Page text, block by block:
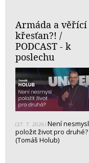
Armáda a věřící
křesťan?! /
PODCAST - k
poslechu
(27. 7. 2026) Není nesmysl
položit život pro druhé?
(Tomáš Holub)